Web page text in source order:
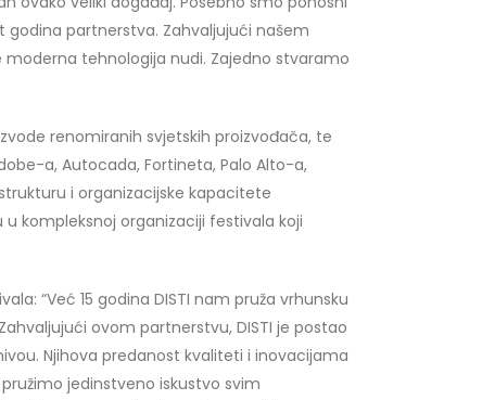
partnerstva. Zahvaljujući našem
tehnologija nudi. Zajedno stvaramo
renomiranih svjetskih proizvođača, te
a, Autocada, Fortineta, Palo Alto-a,
i organizacijske kapacitete
kompleksnoj organizaciji festivala koji
“Već 15 godina DISTI nam pruža vrhunsku
ovom partnerstvu, DISTI je postao
Njihova predanost kvaliteti i inovacijama
jedinstveno iskustvo svim